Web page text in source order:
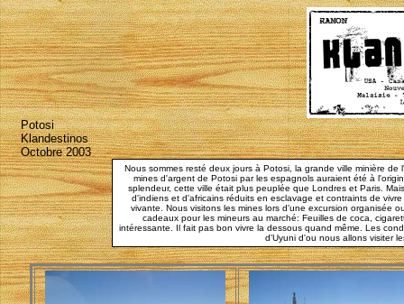
Potosi
Klandestinos
Octobre 2003
Nous sommes resté deux jours à Potosi, la grande ville minière
mines d'argent de Potosi par les espagnols auraient été à
splendeur, cette ville était plus peuplée que Londres et Paris.
d'indiens et d'africains réduits en esclavage et contraints de
vivante. Nous visitons les mines lors d'une excursion organisée
cadeaux pour les mineurs au marché: Feuilles de coca,
intéressante. Il fait pas bon vivre la dessous quand même. Les
d'Uyuni d'ou nous allons visiter